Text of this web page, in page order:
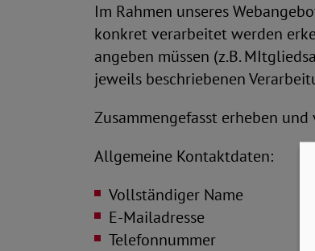
Im Rahmen unseres
konkret verarbeitet werden
angeben müssen (z.B.
jeweils beschriebenen
Zusammengefasst erheben
Allgemeine Kontaktdaten:
Vollständiger Name
E-Mailadresse
Telefonnummer